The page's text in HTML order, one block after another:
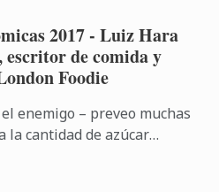
2017 - Luiz Hara
escritor de comida y
Foodie
enemigo – preveo muchas
la cantidad de azúcar